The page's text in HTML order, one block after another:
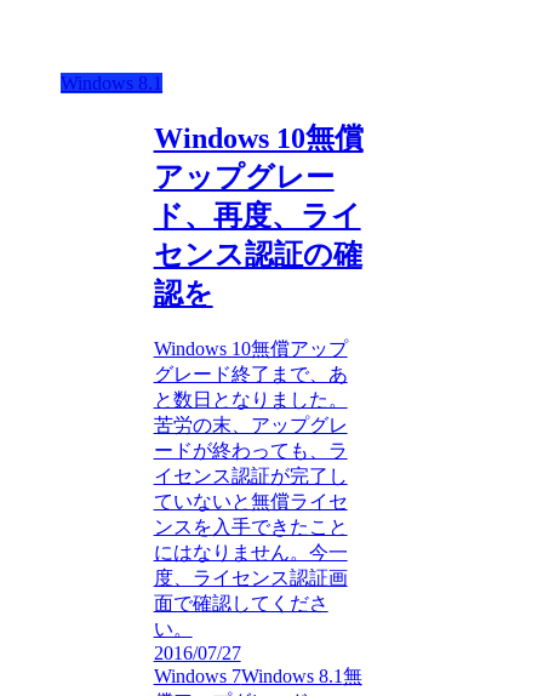
Windows 8.1
Windows 10無償
アップグレー
ド、再度、ライ
センス認証の確
認を
Windows 10無償アップ
グレード終了まで、あ
と数日となりました。
苦労の末、アップグレ
ードが終わっても、ラ
イセンス認証が完了し
ていないと無償ライセ
ンスを入手できたこと
にはなりません。今一
度、ライセンス認証画
面で確認してくださ
い。
2016/07/27
Windows 7Windows 8.1無